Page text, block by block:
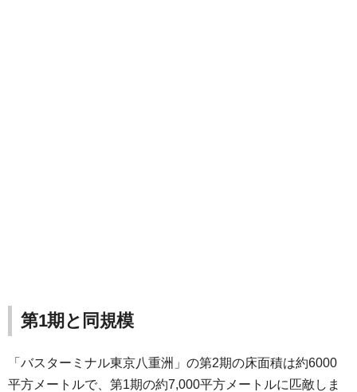
第1期と同規模
「バスターミナル東京八重洲」の第2期の床面積は約6000
平方メートルで、第1期の約7,000平方メートルに匹敵しま